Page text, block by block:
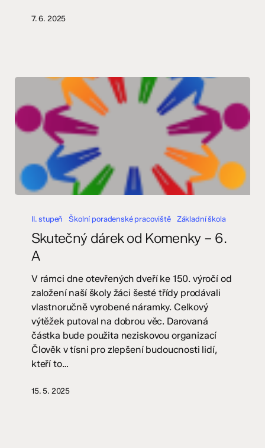
7. 6. 2025
dárek
Komenky
II. stupeň Školní poradenské pracoviště Základní škola
Skutečný dárek od Komenky – 6.
A
V rámci dne otevřených dveří ke 150. výročí od
založení naší školy žáci šesté třídy prodávali
vlastnoručně vyrobené náramky. Celkový
výtěžek putoval na dobrou věc. Darovaná
částka bude použita neziskovou organizací
Člověk v tísni pro zlepšení budoucnosti lidí,
kteří to…
15. 5. 2025